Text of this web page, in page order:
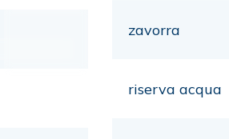
zavorra
riserva acqua